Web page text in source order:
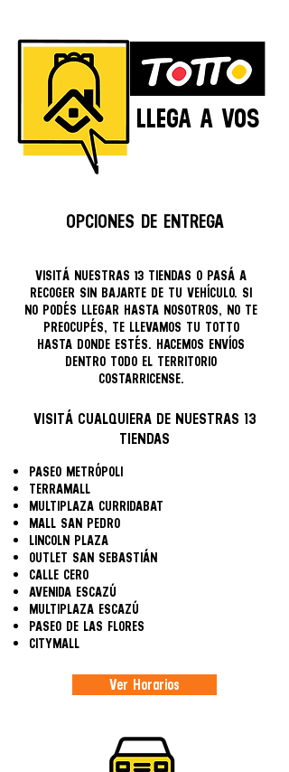
LLEGA A VOS
COMPRÁ A TU CONVENIENCIA SIEMPRE
PASEO METRÓPOLI
TERRAMALL
MULTIPLAZA CURRIDABAT
MALL SAN PEDRO
LINCOLN PLAZA
OUTLET SAN SEBASTIÁN
CALLE CERO
AVENIDA ESCAZÚ
MULTIPLAZA ESCAZÚ
PASEO DE LAS FLORES
CITYMALL
VISITÁ NUESTRAS 13 TIENDAS O PASÁ A
RECOGER SIN BAJARTE DE TU VEHÍCULO. SI
NO PODÉS LLEGAR HASTA NOSOTROS, NO TE
PREOCUPÉS, TE LLEVAMOS TU TOTTO
HASTA DONDE ESTÉS. HACEMOS ENVÍOS
DENTRO TODO EL TERRITORIO
COSTARRICENSE.
VISITÁ CUALQUIERA DE NUESTRAS 13
TIENDAS
Ver Horarios
OPCIONES DE ENTREGA